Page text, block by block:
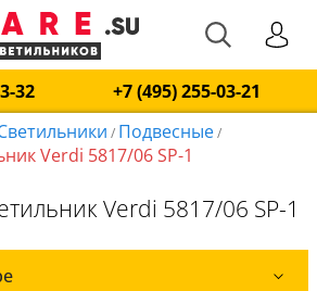
32
+7 (495) 255-03-21
/ Подвесные/
Verdi 5817/06 SP-1
Verdi 5817/06 SP-1